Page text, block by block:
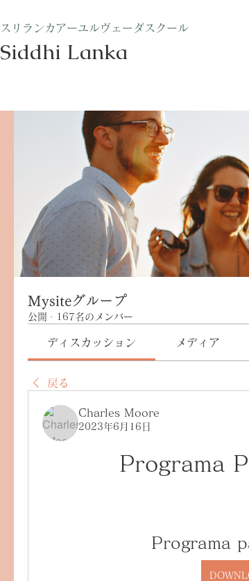
​スリランカアーユルヴェーダスクール
Siddhi Lanka​
Mysiteグループ
公開 · 167名のメンバー
ディスカッション メディア
戻る
Charles Moore
2023年6月16日
Programa
Programa